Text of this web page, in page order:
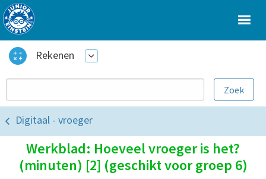
Rekenen
Digitaal - vroeger
Werkblad: Hoeveel vroeger is het?
(minuten) [2] (geschikt voor groep 6)